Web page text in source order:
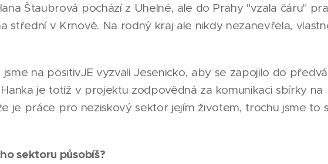
Štaubrová pochází z Uhelné, ale do Prahy "vzala čáru"
střední v Krnově. Na rodný kraj ale nikdy nezanevřela,
na positivJE vyzvali Jesenicko, aby se zapojilo do
je totiž v projektu zodpovědná za komunikaci sbírky na
je práce pro neziskový sektor jejím životem, trochu jsme to
sektoru působíš?